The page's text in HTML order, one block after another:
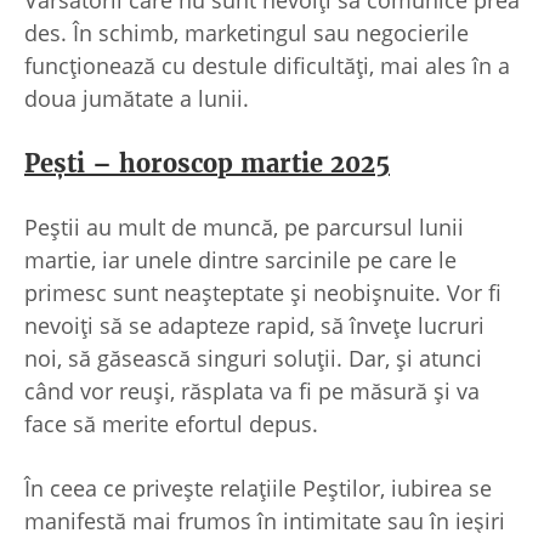
des. În schimb, marketingul sau negocierile
funcționează cu destule dificultăți, mai ales în a
doua jumătate a lunii.
Pești – horoscop martie 2025
Peștii au mult de muncă, pe parcursul lunii
martie, iar unele dintre sarcinile pe care le
primesc sunt neașteptate și neobișnuite. Vor fi
nevoiți să se adapteze rapid, să învețe lucruri
noi, să găsească singuri soluții. Dar, și atunci
când vor reuși, răsplata va fi pe măsură și va
face să merite efortul depus.
În ceea ce privește relațiile Peștilor, iubirea se
manifestă mai frumos în intimitate sau în ieșiri